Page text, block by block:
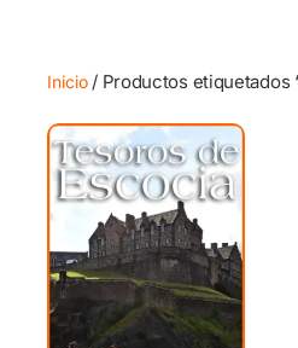
Inicio/ Productos etiquetados